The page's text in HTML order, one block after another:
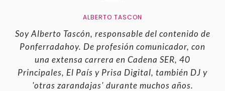
ALBERTO TASCON
Soy Alberto Tascón, responsable del contenido de
Ponferradahoy. De profesión comunicador, con
una extensa carrera en Cadena SER, 40
Principales, El País y Prisa Digital, también DJ y
'otras zarandajas' durante muchos años.